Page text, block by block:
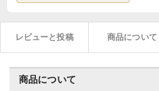
レビューと投稿 商品について
商品について